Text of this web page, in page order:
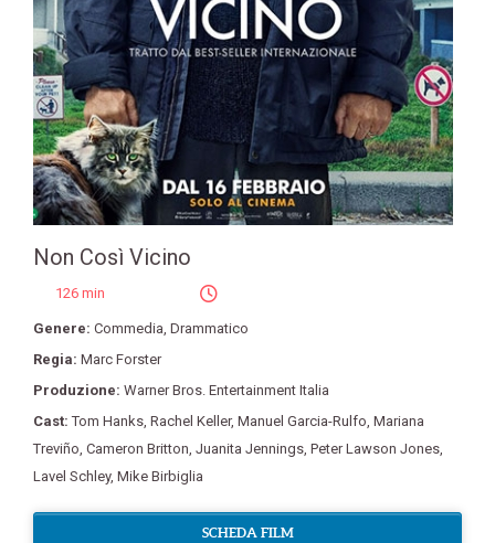
Non Così Vicino
126 min
Genere: Commedia Drammatico
Regia: Marc Forster
Produzione: Warner Bros. Entertainment Italia
Cast:Tom Hanks Rachel Keller, Manuel Garcia-Rulfo Mariana
Treviño Cameron Britton Juanita Jennings Peter Lawson Jones
Lavel Schley, Mike Birbiglia
SCHEDA FILM